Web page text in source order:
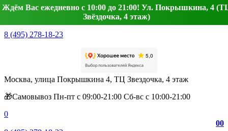
Ждём Вас ежедневно с 10:00 до 21:00! Ул. Покрышкина, 4
Звёздочка, 4 этаж)
8 (495) 278-18-23
Москва, улица Покрышкина 4, ТЦ Звездочка, 4 этаж
🎁Самовывоз Пн-пт с 09:00-21:00 Сб-вс с 10:00-21:00
0
00